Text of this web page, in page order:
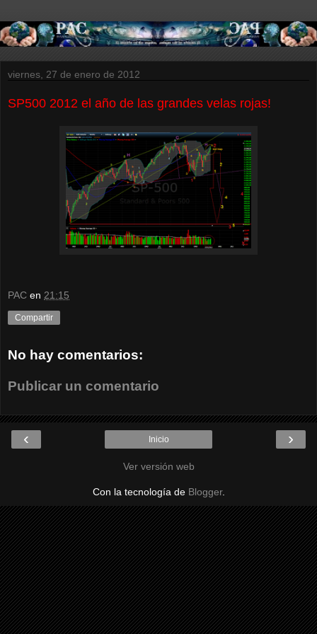
viernes, 27 de enero de 2012
SP500 2012 el año de las grandes velas rojas!
PAC en 21:15
Compartir
No hay comentarios:
Publicar un comentario
‹ ›
Inicio
Ver versión web
Con la tecnología de Blogger.